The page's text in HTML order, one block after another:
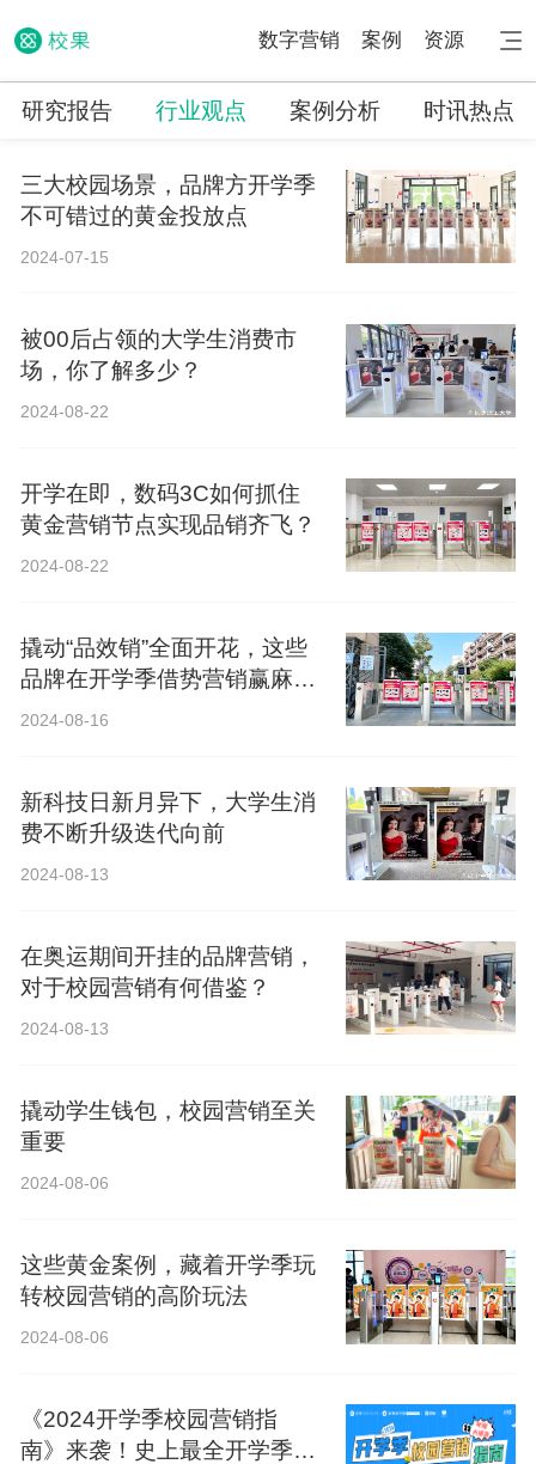
数字营销 案例 资源
研究报告 行业观点 案例分析 时讯热点
三大校园场景，品牌方开学季
不可错过的黄金投放点
2024-07-15
被00后占领的大学生消费市
场，你了解多少？
2024-08-22
开学在即，数码3C如何抓住
黄金营销节点实现品销齐飞？
2024-08-22
撬动“品效销”全面开花，这些
品牌在开学季借势营销赢麻
了！
2024-08-16
新科技日新月异下，大学生消
费不断升级迭代向前
2024-08-13
在奥运期间开挂的品牌营销，
对于校园营销有何借鉴？
2024-08-13
撬动学生钱包，校园营销至关
重要
2024-08-06
这些黄金案例，藏着开学季玩
转校园营销的高阶玩法
2024-08-06
《2024开学季校园营销指
南》来袭！史上最全开学季营